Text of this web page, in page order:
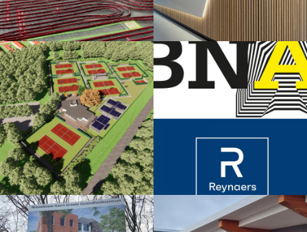
Lees meer
Lees meer
Even wat anders op de tekentafel!
Lees meer
Ook dit jaar doen we mee met de
BNA gebouw van het jaar & de
Reynears projectprijs! Dit jaar
hebben we een prachtige
we voor deze competitie hebben
ingezonden. Zie onderstaande
links naar de desbetreffende
Lees meer
Er wordt hard gewerkt aan het
De oplevering van de nieuwe